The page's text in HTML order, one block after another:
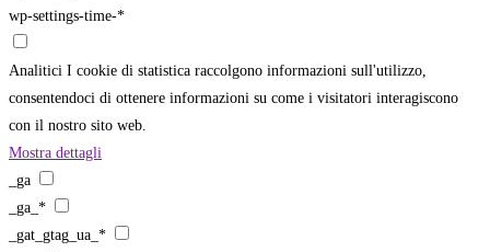
wp-settings-time-*
Analitici I cookie di statistica raccolgono informazioni sull'utilizzo,
consentendoci di ottenere informazioni su come i visitatori interagiscono
con il nostro sito web.
Mostra dettagli
_ga
_ga_*
_gat_gtag_ua_*